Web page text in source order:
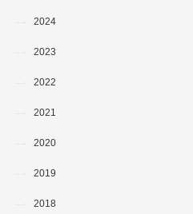
2024
2023
2022
2021
2020
2019
2018